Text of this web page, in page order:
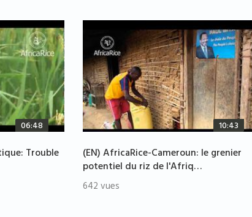
06:48
Trouble
10:43
(EN) AfricaRice-Cameroun: le grenier
potentiel du riz de l'Afriq…
642 vues